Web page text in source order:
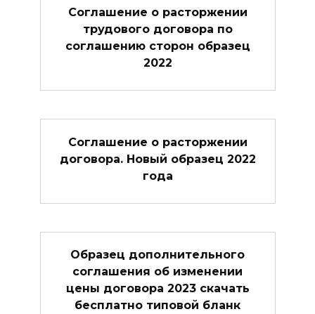
Соглашение о расторжении
трудового договора по
соглашению сторон образец
2022
Соглашение о расторжении
договора. Новый образец 2022
года
Образец дополнительного
соглашения об изменении
цены договора 2023 скачать
бесплатно типовой бланк